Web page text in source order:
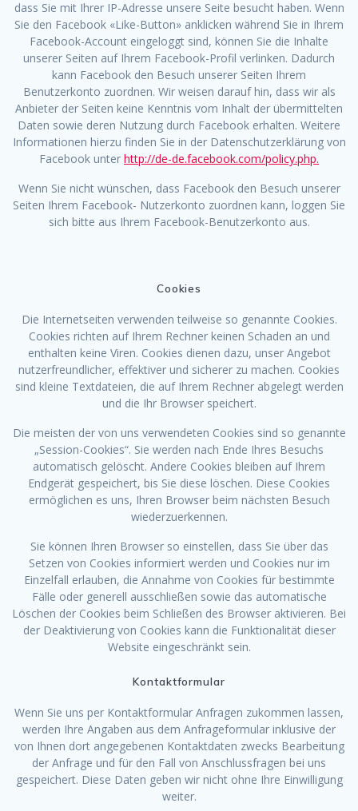
dass Sie mit Ihrer IP-Adresse unsere Seite besucht haben. Wenn
Sie den Facebook «Like-Button» anklicken während Sie in Ihrem
Facebook-Account eingeloggt sind, können Sie die Inhalte
unserer Seiten auf Ihrem Facebook-Profil verlinken. Dadurch
kann Facebook den Besuch unserer Seiten Ihrem
Benutzerkonto zuordnen. Wir weisen darauf hin, dass wir als
Anbieter der Seiten keine Kenntnis vom Inhalt der übermittelten
Daten sowie deren Nutzung durch Facebook erhalten. Weitere
Informationen hierzu finden Sie in der Datenschutzerklärung von
Facebook unter http://de-de.facebook.com/policy.php.
Wenn Sie nicht wünschen, dass Facebook den Besuch unserer
Seiten Ihrem Facebook- Nutzerkonto zuordnen kann, loggen Sie
sich bitte aus Ihrem Facebook-Benutzerkonto aus.
Cookies
Die Internetseiten verwenden teilweise so genannte Cookies.
Cookies richten auf Ihrem Rechner keinen Schaden an und
enthalten keine Viren. Cookies dienen dazu, unser Angebot
nutzerfreundlicher, effektiver und sicherer zu machen. Cookies
sind kleine Textdateien, die auf Ihrem Rechner abgelegt werden
und die Ihr Browser speichert.
Die meisten der von uns verwendeten Cookies sind so genannte
„Session-Cookies“. Sie werden nach Ende Ihres Besuchs
automatisch gelöscht. Andere Cookies bleiben auf Ihrem
Endgerät gespeichert, bis Sie diese löschen. Diese Cookies
ermöglichen es uns, Ihren Browser beim nächsten Besuch
wiederzuerkennen.
Sie können Ihren Browser so einstellen, dass Sie über das
Setzen von Cookies informiert werden und Cookies nur im
Einzelfall erlauben, die Annahme von Cookies für bestimmte
Fälle oder generell ausschließen sowie das automatische
Löschen der Cookies beim Schließen des Browser aktivieren. Bei
der Deaktivierung von Cookies kann die Funktionalität dieser
Website eingeschränkt sein.
Kontaktformular
Wenn Sie uns per Kontaktformular Anfragen zukommen lassen,
werden Ihre Angaben aus dem Anfrageformular inklusive der
von Ihnen dort angegebenen Kontaktdaten zwecks Bearbeitung
der Anfrage und für den Fall von Anschlussfragen bei uns
gespeichert. Diese Daten geben wir nicht ohne Ihre Einwilligung
weiter.